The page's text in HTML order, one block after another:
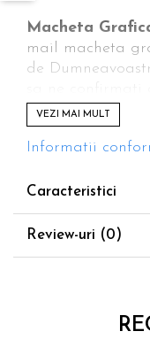
Macheta
mail macheta
de
solicitati
Durata de
bunului de
VEZI MAI MULT
Informatii
Caracteristici
Review-uri (0)